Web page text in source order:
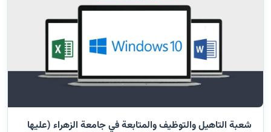
شعبة التاهيل والتوظيف والمتابعة في جامعة الزهراء (عليها